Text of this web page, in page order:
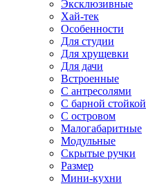
Эксклюзивные
Хай-тек
Особенности
Для студии
Для хрущевки
Для дачи
Встроенные
С антресолями
С барной стойкой
С островом
Малогабаритные
Модульные
Скрытые ручки
Размер
Мини-кухни